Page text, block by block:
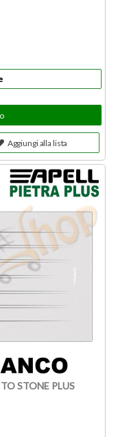
Aggiungi alla lista
STONE PLUS